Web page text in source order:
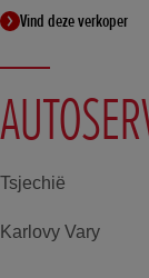
Vind deze verkoper
Tsjechië
Karlovy Vary